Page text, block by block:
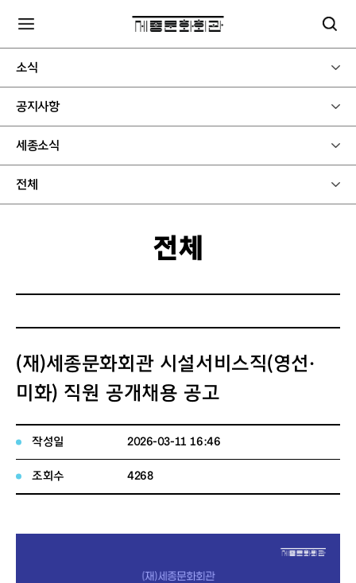
소식
공지사항
세종소식
전체
전체
(재)세종문화회관 시설서비스직(영선·
미화) 직원 공개채용 공고
작성일 2026-03-11 16:46
조회수 4268